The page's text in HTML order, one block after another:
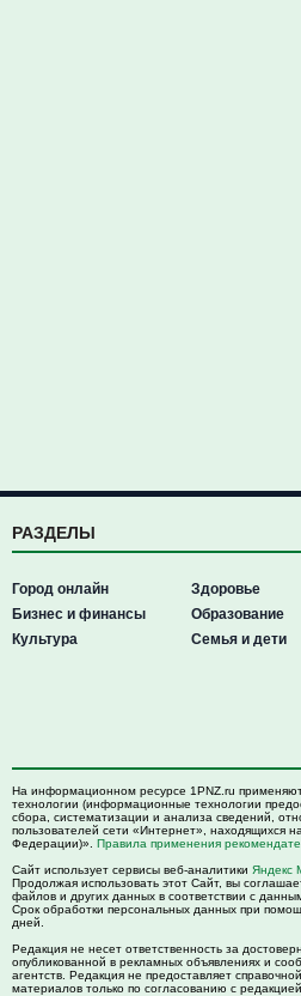
РАЗДЕЛЫ
Город онлайн
Бизнес и финансы
Культура
Здоровье
Образование
Семья и дети
На информационном ресурсе 1PNZ.ru
технологии (информационные технологии
сбора, систематизации и анализа сведений,
пользователей сети «Интернет», находящихся
Федерации)». Правила применения
Сайт использует сервисы веб-аналитики Яндекс
Продолжая использовать этот Сайт, вы
файлов и других данных в соответствии с
Срок обработки персональных данных при
дней.
Редакция не несет ответственность за
опубликованной в рекламных объявлениях и
агентств. Редакция не предоставляет
материалов только по согласованию с редакцией.